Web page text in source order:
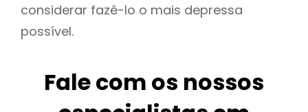
considerar fazê-lo o mais depressa
possível.
Fale com os nossos